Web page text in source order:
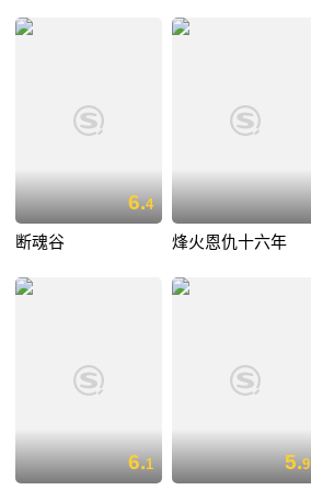
6.4
断魂谷 烽火恩仇十六年
6.1 5.9